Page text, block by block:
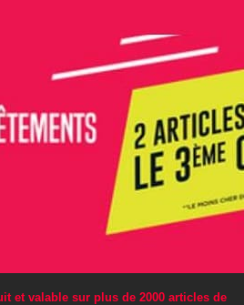
et valable sur plus de 2000 articles de